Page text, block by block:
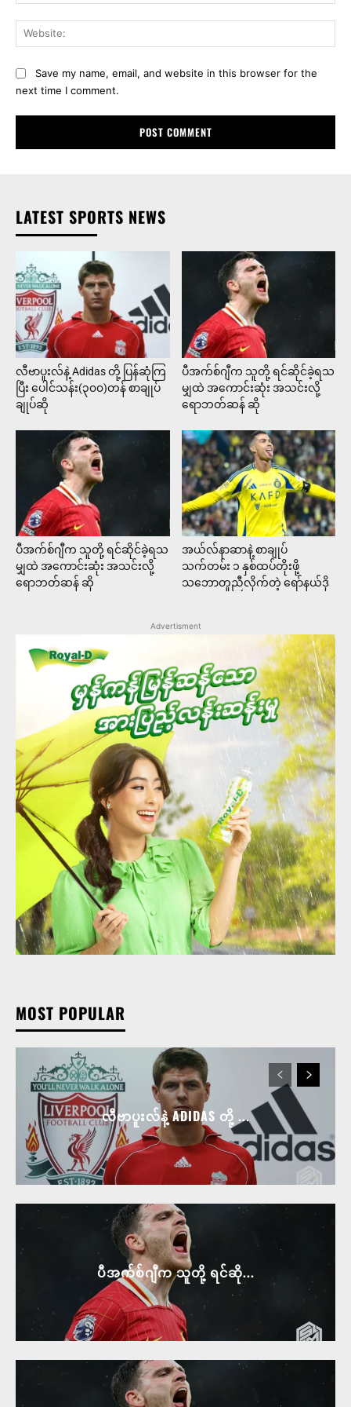
LATEST SPORTS NEWS
လီဗာပူးလ်နဲ့ Adidas တို့ ပြန်ဆုံကြ
ပြီး ပေါင်သန်း(၃၀၀)တန် စာချုပ်
ချုပ်ဆို
ပီအက်စ်ဂျီက သူတို့ ရင်ဆိုင်ခဲ့ရသ
မျှထဲ အကောင်းဆုံး အသင်းလို့
ရောဘတ်ဆန် ဆို
ပီအက်စ်ဂျီက သူတို့ ရင်ဆိုင်ခဲ့ရသ
မျှထဲ အကောင်းဆုံး အသင်းလို့
ရောဘတ်ဆန် ဆို
အယ်လ်နာဆာနဲ့ စာချုပ်
သက်တမ်း ၁ နှစ်ထပ်တိုးဖို့
သဘောတူညီလိုက်တဲ့ ရော်နယ်ဒို
Advertisment
MOST POPULAR
ပီအက်စ်ဂျီက သူတို့ ရင်ဆို...
ပီအက်စ်ဂျီက သူတို့ ရင်ဆို...